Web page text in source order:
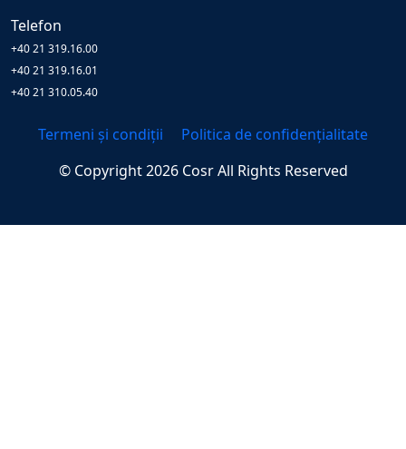
Telefon
+40 21 319.16.00
+40 21 319.16.01
+40 21 310.05.40
Termeni și condiții
Politica de confidențialitate
© Copyright2026 CosrAll Rights Reserved